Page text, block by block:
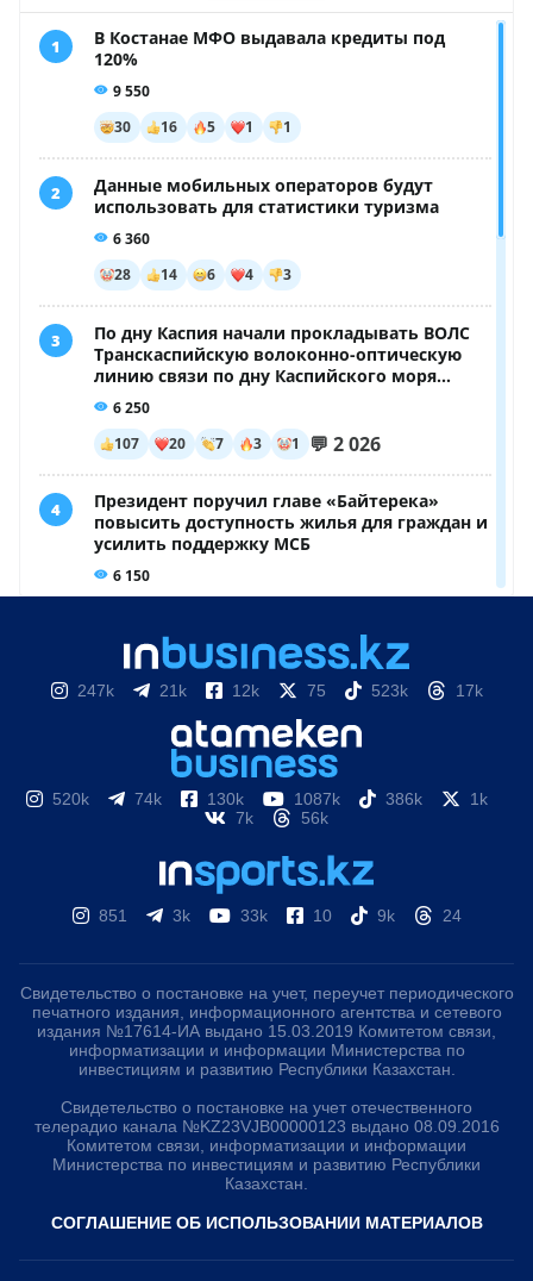
247k 21k 12k 75 523k 17k
520k 74k 130k 1087k 386k
1k
7k
56k
851 3k 33k 10 9k 24
Свидетельство о постановке на учет, переучет периодического
печатного издания, информационного агентства и сетевого
издания №17614-ИА выдано 15.03.2019 Комитетом связи,
информатизации и информации Министерства по
инвестициям и развитию Республики Казахстан.
Свидетельство о постановке на учет отечественного
телерадио канала №KZ23VJB00000123 выдано 08.09.2016
Комитетом связи, информатизации и информации
Министерства по инвестициям и развитию Республики
Казахстан.
СОГЛАШЕНИЕ ОБ ИСПОЛЬЗОВАНИИ МАТЕРИАЛОВ